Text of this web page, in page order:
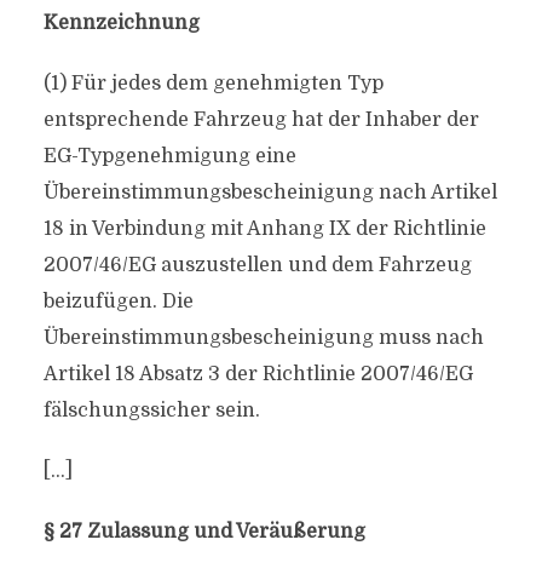
Kennzeichnung
(1) Für jedes dem genehmigten Typ
entsprechende Fahrzeug hat der Inhaber der
EG-Typgenehmigung eine
Übereinstimmungsbescheinigung nach Artikel
18 in Verbindung mit Anhang IX der Richtlinie
2007/46/EG auszustellen und dem Fahrzeug
beizufügen. Die
Übereinstimmungsbescheinigung muss nach
Artikel 18 Absatz 3 der Richtlinie 2007/46/EG
fälschungssicher sein.
[…]
§ 27 Zulassung und Veräußerung